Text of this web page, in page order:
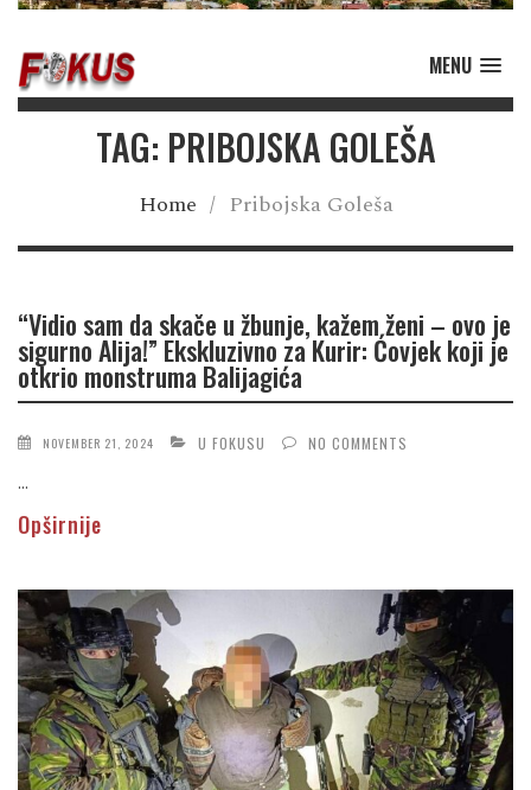
MENU
TAG: PRIBOJSKA GOLEŠA
Home / Pribojska Goleša
“Vidio sam da skače u žbunje, kažem ženi – ovo je
sigurno Alija!” Ekskluzivno za Kurir: Ćovjek koji je
otkrio monstruma Balijagića
NOVEMBER 21, 2024 U FOKUSU NO COMMENTS
...
Opširnije